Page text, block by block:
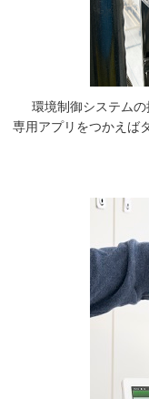
環境制御システムの
専用アプリをつかえば